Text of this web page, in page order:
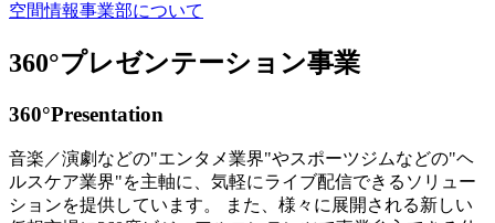
空間情報事業部について
360°プレゼンテーション事業
360°Presentation
音楽／演劇などの"エンタメ業界"やスポーツジムなどの"ヘ
ルスケア業界"を主軸に、気軽にライブ配信できるソリュー
ションを提供しています。 また、様々に展開される新しい